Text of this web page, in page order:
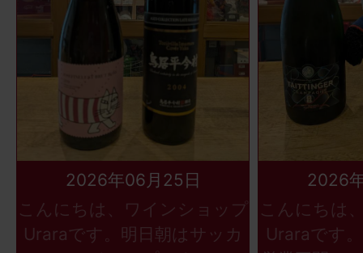
2026年06月25日
こんにちは、ワインショップ
Uraraです。明日朝はサッカ
2026
こんにちは
Uraraです